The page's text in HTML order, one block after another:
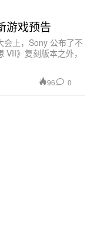
游戏预告
上，Sony 公布了不
》复刻版本之外，
96 0